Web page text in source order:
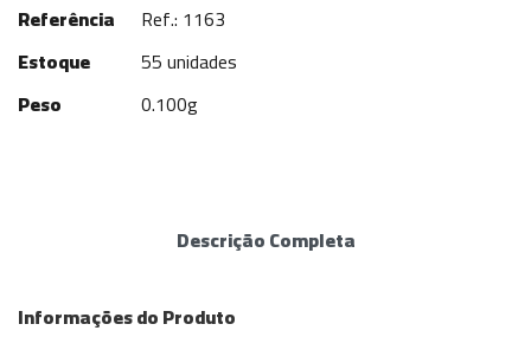
Referência
Ref.: 1163
Estoque
55 unidades
Peso
0.100g
Descrição Completa
Informações do Produto